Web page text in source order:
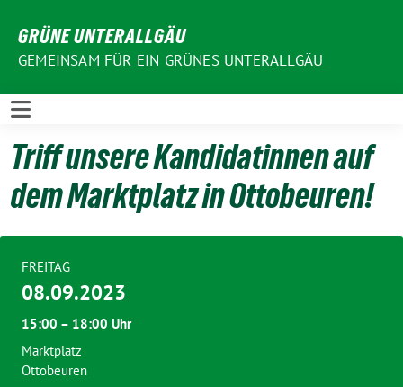
zum
Inhalt
GRÜNE UNTERALLGÄU
GEMEINSAM FÜR EIN GRÜNES UNTERALLGÄU
Triff unsere Kandidatinnen auf
dem Marktplatz in Ottobeuren!
FREITAG
08.09.2023
15:00 – 18:00 Uhr
Marktplatz
Ottobeuren